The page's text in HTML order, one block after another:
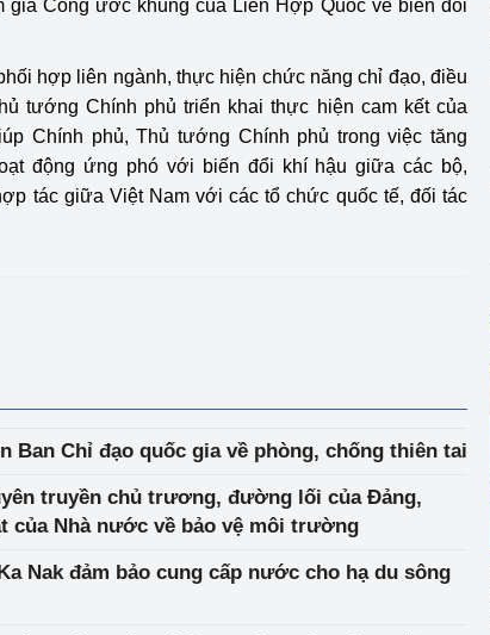
gia Công ước khung của Liên Hợp Quốc về biến đổi
hợp liên ngành, thực hiện chức năng chỉ đạo, điều
tướng Chính phủ triển khai thực hiện cam kết của
Chính phủ, Thủ tướng Chính phủ trong việc tăng
động ứng phó với biến đổi khí hậu giữa các bộ,
tác giữa Việt Nam với các tổ chức quốc tế, đối tác
Ban Chỉ đạo quốc gia về phòng, chống thiên tai
truyền chủ trương, đường lối của Đảng,
của Nhà nước về bảo vệ môi trường
Nak đảm bảo cung cấp nước cho hạ du sông